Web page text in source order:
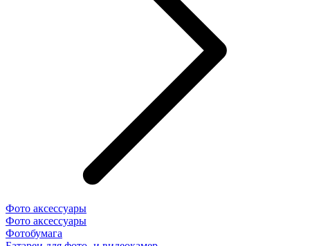
Фото аксессуары
Фото аксессуары
Фотобумага